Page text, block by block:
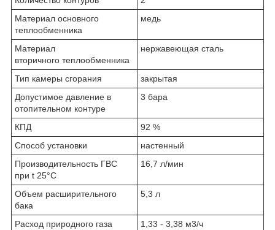
Материал основного
теплообменника
медь
Материал
вторичного теплообменника
нержавеющая сталь
Тип камеры сгорания
закрытая
Допустимое давление в
отопительном контуре
3 бара
КПД
92 %
Способ установки
настенный
Производительность ГВС
при t 25°С
16,7 л/мин
Объем расширительного
бака
5,3 л
Расход природного газа
1,33 - 3,38 м3/ч